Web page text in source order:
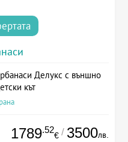
Делукс с външно
кът
1789.52
€ / 3500лв.